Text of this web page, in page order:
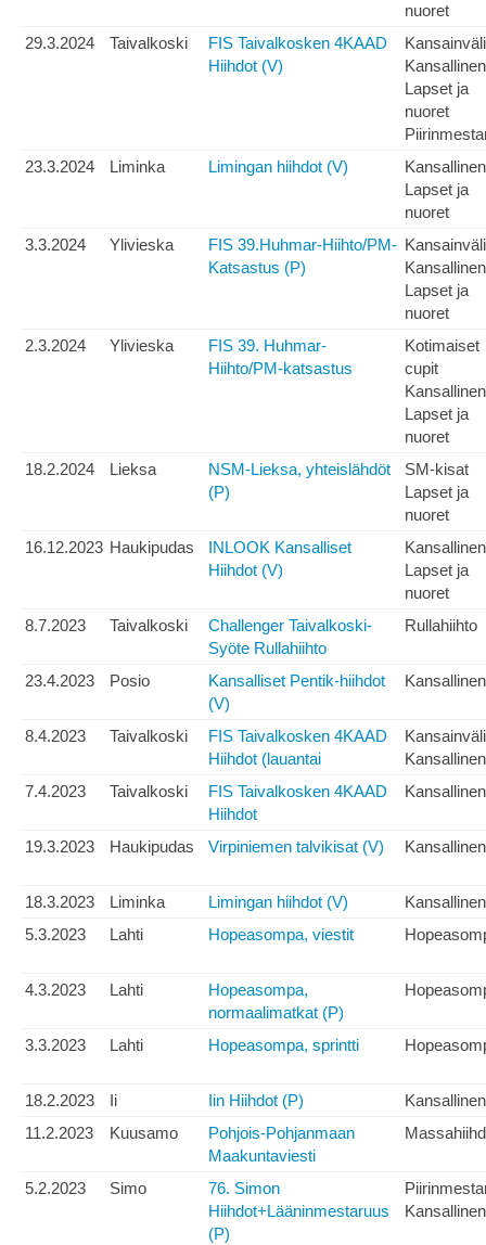
nuoret
29.3.2024
Taivalkoski
FIS Taivalkosken 4KAAD
Hiihdot (V)
Kansallinen
Lapset ja
nuoret
23.3.2024
Liminka Limingan hiihdot (V)
Kansallinen
Lapset ja
nuoret
3.3.2024
Ylivieska
FIS 39.Huhmar-Hiihto/PM-
Katsastus (P)
Kansallinen
Lapset ja
nuoret
2.3.2024
Ylivieska
FIS 39. Huhmar-
Hiihto/PM-katsastus
Kotimaiset
cupit
Kansallinen
Lapset ja
nuoret
18.2.2024
Lieksa
NSM-Lieksa, yhteislähdöt
(P)
SM-kisat
Lapset ja
nuoret
16.12.2023 Haukipudas
INLOOK Kansalliset
Hiihdot (V)
Kansallinen
Lapset ja
nuoret
8.7.2023
Taivalkoski
Challenger Taivalkoski-
Syöte Rullahiihto
Rullahiihto
23.4.2023 Posio
Kansalliset Pentik-hiihdot
(V)
Kansallinen
8.4.2023 Taivalkoski
FIS Taivalkosken 4KAAD
Hiihdot (lauantai
Kansallinen
7.4.2023
Taivalkoski
FIS Taivalkosken 4KAAD
Hiihdot
Kansallinen
19.3.2023 Haukipudas Virpiniemen talvikisat (V) Kansallinen
18.3.2023 Liminka Limingan hiihdot (V)
Kansallinen
5.3.2023
Lahti Hopeasompa, viestit
4.3.2023 Lahti
Hopeasompa,
normaalimatkat (P)
3.3.2023 Lahti Hopeasompa, sprintti
18.2.2023 Ii Iin Hiihdot (P)
Kansallinen
11.2.2023
Kuusamo
Pohjois-Pohjanmaan
Maakuntaviesti
5.2.2023 Simo
76. Simon
Hiihdot+Lääninmestaruus
(P)
Kansallinen